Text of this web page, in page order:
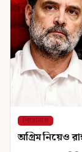
শিরোনাম
অগ্রিম নিয়েও